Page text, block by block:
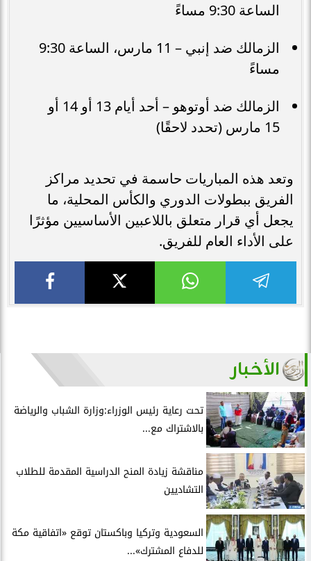
الساعة 9:30 مساءً
الزمالك ضد إنبي – 11 مارس، الساعة 9:30
مساءً
الزمالك ضد أوتوهو – أحد أيام 13 أو 14 أو
15 مارس (تحدد لاحقًا)
وتعد هذه المباريات حاسمة في تحديد مراكز
الفريق ببطولات الدوري والكأس المحلية، ما
يجعل أي قرار متعلق باللاعبين الأساسيين مؤثرًا
على الأداء العام للفريق.
الأخبار
تحت رعاية رئيس الوزراء:وزارة الشباب والرياضة
بالاشتراك مع...
مناقشة زيادة المنح الدراسية المقدمة للطلاب
التشاديين
السعودية وتركيا وباكستان توقع «اتفاقية مكة
للدفاع المشترك»...